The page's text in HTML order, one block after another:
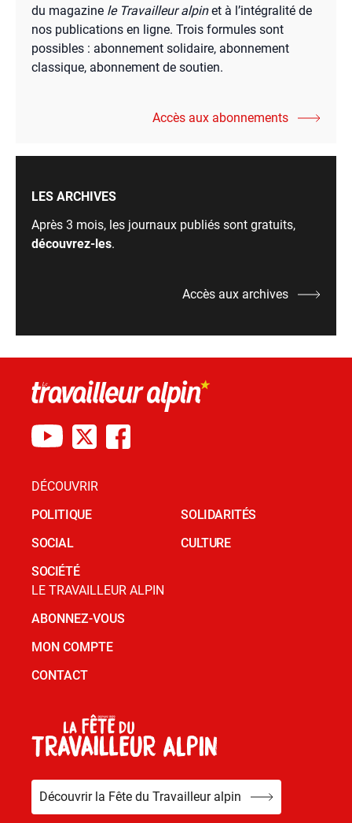
du magazine le Travailleur alpinet à l’intégralité de
nos publications en ligne. Trois formules sont
possibles : abonnement solidaire, abonnement
classique, abonnement de soutien.
Accès aux abonnements
LES ARCHIVES
Après 3 mois, les journaux publiés sont gratuits,
découvrez-les.
Accès aux archives
DÉCOUVRIR
POLITIQUE
SOCIAL
SOCIÉTÉ
SOLIDARITÉS
CULTURE
LE TRAVAILLEUR ALPIN
ABONNEZ-VOUS
MON COMPTE
CONTACT
Découvrir la Fête du Travailleur alpin